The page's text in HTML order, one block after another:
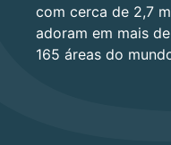
com cerca de 2,7
adoram em mais
165 áreas do